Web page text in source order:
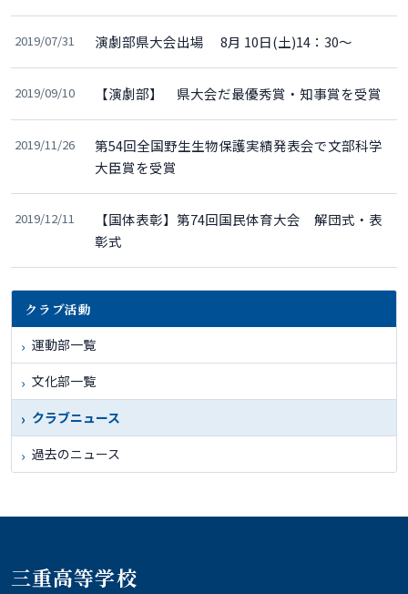
2019/07/31 演劇部県大会出場 8月 10日(土)14：30～
2019/09/10 【演劇部】 県大会だ最優秀賞・知事賞を受賞
2019/11/26
第54回全国野生生物保護実績発表会で文部科学
大臣賞を受賞
2019/12/11
【国体表彰】第74回国民体育大会 解団式・表
彰式
クラブ活動
運動部一覧
文化部一覧
クラブニュース
過去のニュース
三重高等学校